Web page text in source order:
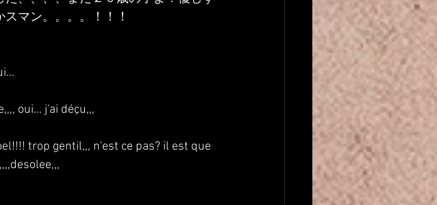
マン。。。。！！！
oui... j'ai déçu,,,
trop gentil,,, n'est ce pas? il est que